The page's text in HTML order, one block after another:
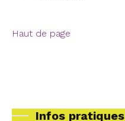
Haut de page
Infos pratiques